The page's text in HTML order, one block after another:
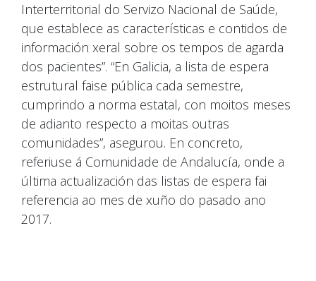
Interterritorial do Servizo Nacional de Saúde,
que establece as características e contidos de
información xeral sobre os tempos de agarda
dos pacientes”. “En Galicia, a lista de espera
estrutural faise pública cada semestre,
cumprindo a norma estatal, con moitos meses
de adianto respecto a moitas outras
comunidades”, asegurou. En concreto,
referiuse á Comunidade de Andalucía, onde a
última actualización das listas de espera fai
referencia ao mes de xuño do pasado ano
2017.